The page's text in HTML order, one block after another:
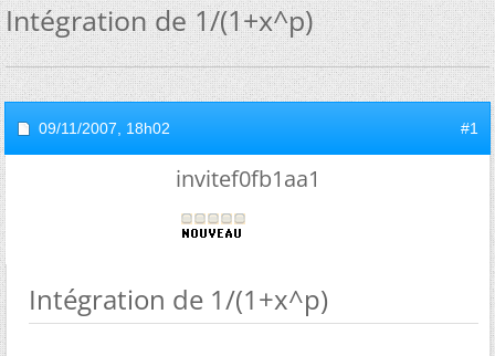
Intégration de 1/(1+x^p)
09/11/2007, 18h02 #1
invitef0fb1aa1
Intégration de 1/(1+x^p)